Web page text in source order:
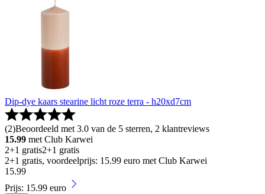
Dip-dye kaars stearine licht roze terra - h20xd7cm
(2)Beoordeeld met 3.0 van de 5 sterren, 2 klantreviews
15.99 met Club Karwei
2+1 gratis2+1 gratis
2+1 gratis, voordeelprijs: 15.99 euro met Club Karwei
15.99
Prijs: 15.99 euro